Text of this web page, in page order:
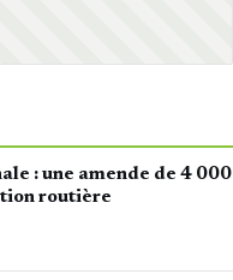
: une amende de 4 000
routière